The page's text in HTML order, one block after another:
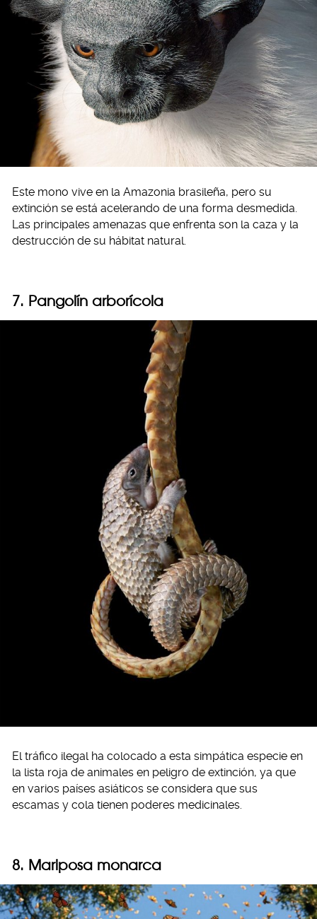
Este mono vive en la Amazonia brasileña, pero su
extinción se está acelerando de una forma desmedida.
Las principales amenazas que enfrenta son la caza y la
destrucción de su hábitat natural.
7. Pangolín arborícola
El tráfico ilegal ha colocado a esta simpática especie en
la lista roja de animales en peligro de extinción, ya que
en varios países asiáticos se considera que sus
escamas y cola tienen poderes medicinales.
8. Mariposa monarca